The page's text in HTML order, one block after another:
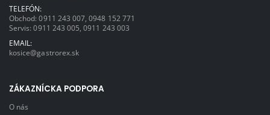
TELEFÓN:
Obchod:0911 243 007 ,0948 152 771
Servis:0911 243 005 ,0911 243 003
EMAIL:
kosice@gastrorex.sk
ZÁKAZNÍCKA PODPORA
O nás